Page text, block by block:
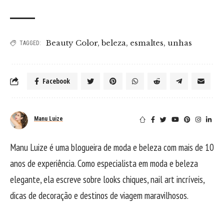
TAGGED: Beauty Color,beleza, esmaltes, unhas
Facebook
Manu Luize
Manu Luize é uma blogueira de moda e beleza com mais de 10
anos de experiência. Como especialista em moda e beleza
elegante, ela escreve sobre looks chiques, nail art incríveis,
dicas de decoração e destinos de viagem maravilhosos.